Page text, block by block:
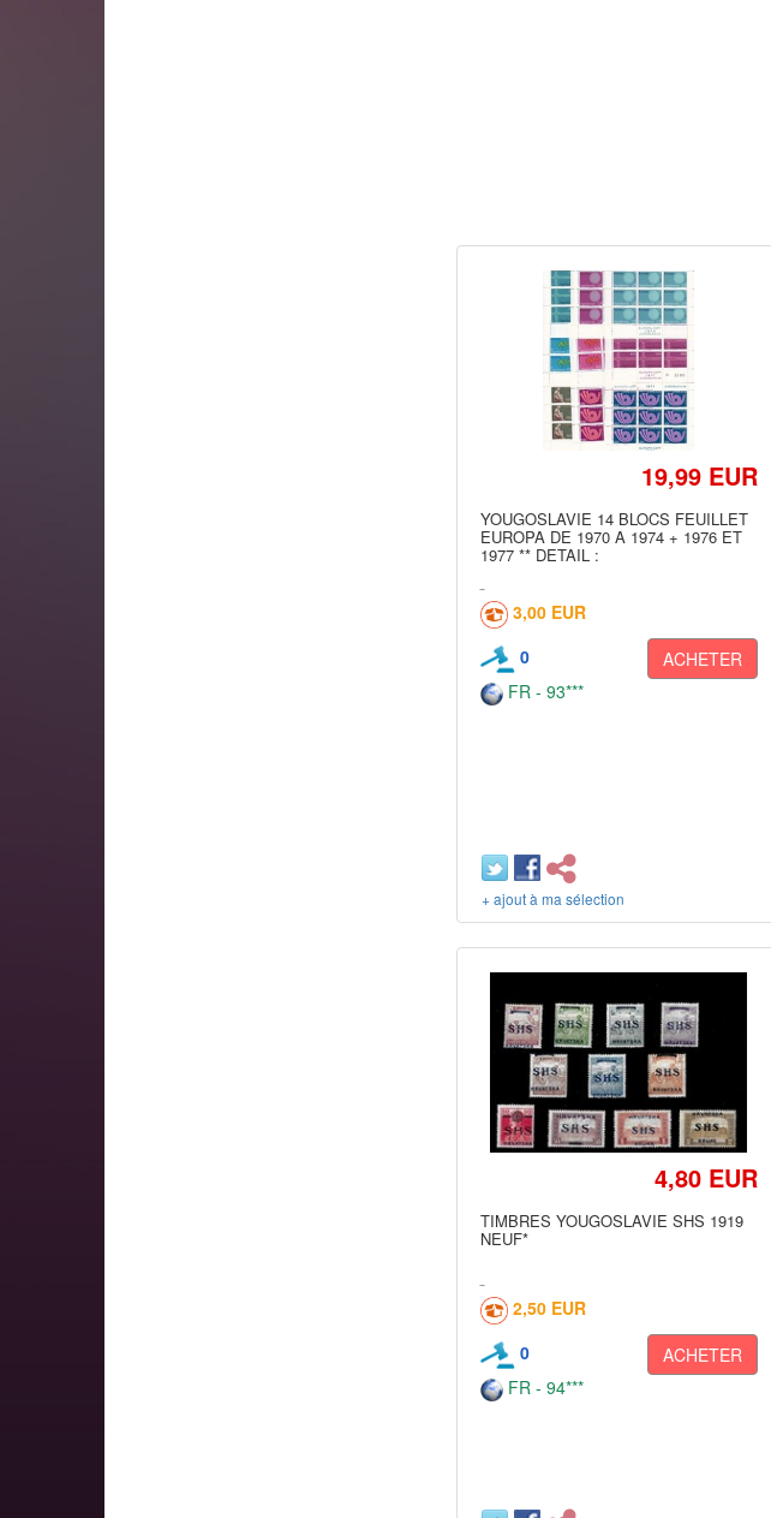
19,99 EUR
YOUGOSLAVIE 14 BLOCS FEUILLET
EUROPA DE 1970 A 1974 + 1976 ET
1977 ** DETAIL :
3,00 EUR
0
ACHETER
FR - 93***
+ ajout à ma sélection
4,80 EUR
TIMBRES YOUGOSLAVIE SHS 1919
NEUF*
2,50 EUR
0
ACHETER
FR - 94***